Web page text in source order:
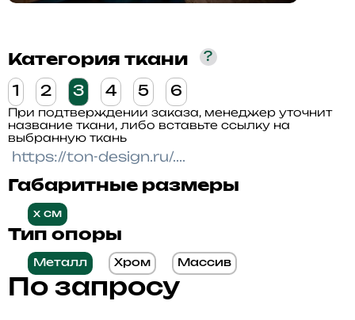
Категория ткани ?
1 2 3 4 5 6
При подтверждении заказа, менеджер уточнит
название ткани, либо вставьте ссылку на
выбранную ткань
Габаритные размеры
x см
Тип опоры
Металл Хром Массив
По запросу